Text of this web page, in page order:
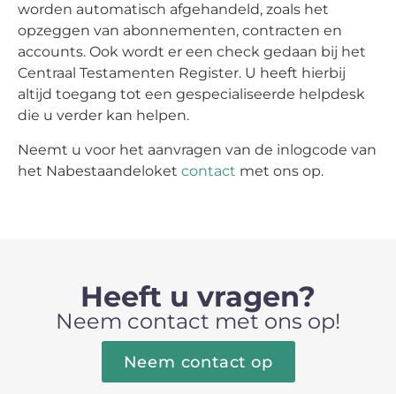
worden automatisch afgehandeld, zoals het
opzeggen van abonnementen, contracten en
accounts. Ook wordt er een check gedaan bij het
Centraal Testamenten Register. U heeft hierbij
altijd toegang tot een gespecialiseerde helpdesk
die u verder kan helpen.
Neemt u voor het aanvragen van de inlogcode van
het Nabestaandeloket contact met ons op.
Heeft u vragen?
Neem contact met ons op!
Neem contact op